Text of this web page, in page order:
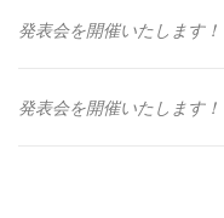
発表会を開催いたします！
発表会を開催いたします！